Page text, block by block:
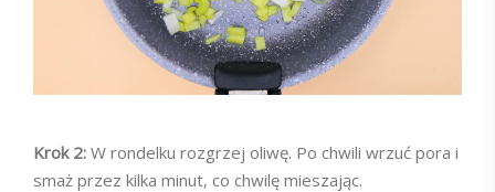
Krok 2: W rondelku rozgrzej oliwę. Po chwili wrzuć pora i
smaż przez kilka minut, co chwilę mieszając.